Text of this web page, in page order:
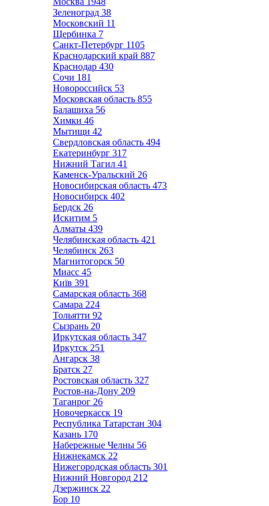
Зеленоград 38
Московский 11
Щербинка 7
Санкт-Петербург 1105
Краснодарский край 887
Краснодар 430
Сочи 181
Новороссийск 53
Московская область 855
Балашиха 56
Химки 46
Мытищи 42
Свердловская область 494
Екатеринбург 317
Нижний Тагил 41
Каменск-Уральский 26
Новосибирская область 473
Новосибирск 402
Бердск 26
Искитим 5
Алматы 439
Челябинская область 421
Челябинск 263
Магнитогорск 50
Миасс 45
Київ 391
Самарская область 368
Самара 224
Тольятти 92
Сызрань 20
Иркутская область 347
Иркутск 251
Ангарск 38
Братск 27
Ростовская область 327
Ростов-на-Дону 209
Таганрог 26
Новочеркасск 19
Республика Татарстан 304
Казань 170
Набережные Челны 56
Нижнекамск 22
Нижегородская область 301
Нижний Новгород 212
Дзержинск 22
Бор 10